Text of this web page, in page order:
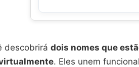
descobrirá dois nomes que
. Eles unem